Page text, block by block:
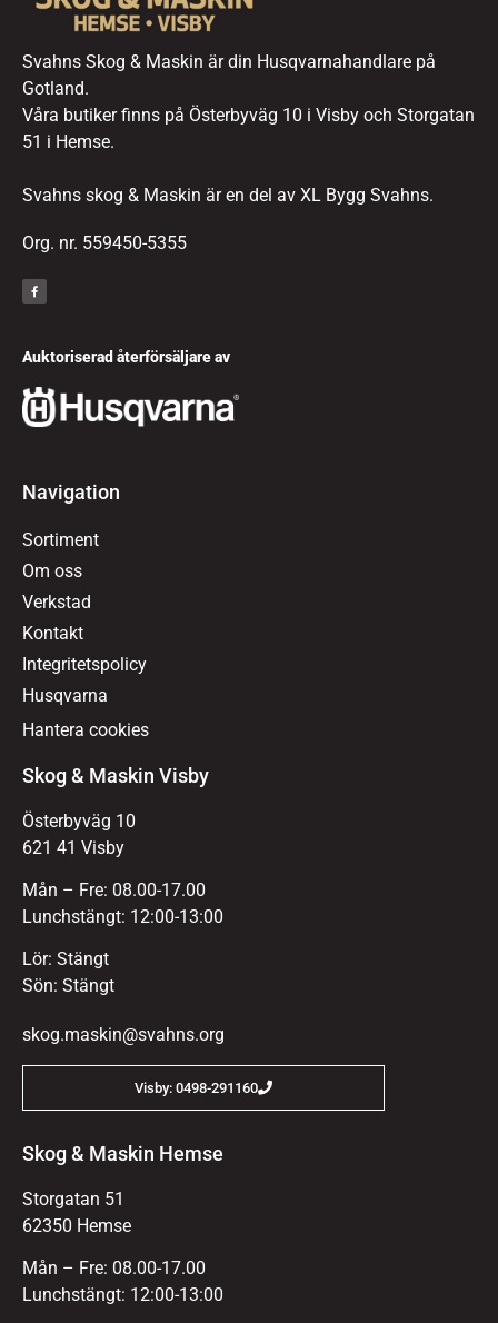
Svahns Skog & Maskin är din Husqvarnahandlare på
Gotland.
Våra butiker finns på Österbyväg 10 i Visby och Storgatan
51 i Hemse.
Svahns skog & Maskin är en del av XL Bygg Svahns.
Org. nr. 559450-5355
Auktoriserad återförsäljare av
Navigation
Sortiment
Om oss
Verkstad
Kontakt
Integritetspolicy
Husqvarna
Hantera cookies
Skog & Maskin Visby
Österbyväg 10
621 41 Visby
Mån – Fre: 08.00-17.00
Lunchstängt: 12:00-13:00
Lör: Stängt
Sön: Stängt
skog.maskin@svahns.org
Visby: 0498-291160
Skog & Maskin Hemse
Storgatan 51
62350 Hemse
Mån – Fre: 08.00-17.00
Lunchstängt: 12:00-13:00